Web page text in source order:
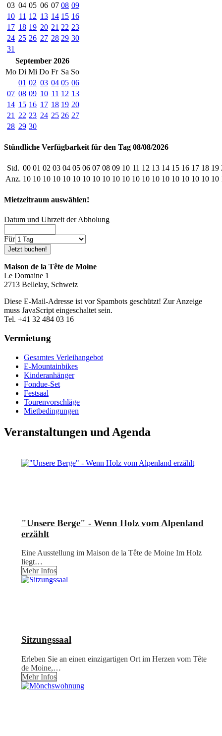
03 04 05 06 07 08 09
10 11 12 13 14 15 16
17 18 19 20 21 22 23
24 25 26 27 28 29 30
31
September 2026
Mo Di Mi Do Fr Sa So
01 02 03 04 05 06
07 08 09 10 11 12 13
14 15 16 17 18 19 20
21
22 23 24 25 26 27
28 29 30
Stündliche Verfügbarkeit für den Tag 08/08/2026
Std. 00 01 02 03 04 05 06 07 08 09 10 11 12 13 14 15 16 17 18 19
Anz. 10 10 10 10 10 10 10 10 10 10 10 10 10 10 10 10 10 10 10 10
Mietzeitraum auswählen!
Datum und Uhrzeit der Abholung
Für
Maison de la Tête de Moine
Le Domaine 1
2713 Bellelay, Schweiz
Diese E-Mail-Adresse ist vor Spambots geschützt! Zur Anzeige
muss JavaScript eingeschaltet sein.
Tel. +41 32 484 03 16
Vermietung
Gesamtes Verleihangebot
E-Mountainbikes
Kinderanhänger
Fondue-Set
Festsaal
Tourenvorschläge
Mietbedingungen
Veranstaltungen und Agenda
"Unsere Berge" - Wenn Holz vom Alpenland
erzählt
Eine Ausstellung im Maison de la Tête de Moine Im Holz
liegt…
Mehr Infos
Sitzungssaal
Erleben Sie an einen einzigartigen Ort im Herzen vom Tête
de Moine,…
Mehr Infos